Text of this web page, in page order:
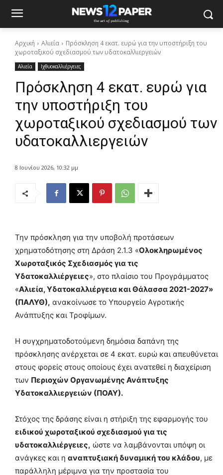
Αρχική Αλιεία
Πρόσκληση 4 εκατ. ευρώ για την υποστήριξη του
χωροταξικού σχεδιασμού των υδατοκαλλιεργειών
Αλιεία Ιχθυοκαλλιέργειες
Πρόσκληση 4 εκατ. ευρώ για
την υποστήριξη του
χωροταξικού σχεδιασμού των
υδατοκαλλιεργειών
8 Ιουνίου 2026, 10:32 μμ
Την πρόσκληση για την υποβολή προτάσεων
χρηματοδότησης στη Δράση 2.1.3 «Ολοκληρωμένος
Χωροταξικός Σχεδιασμός για τις
Υδατοκαλλιέργειες», στο πλαίσιο του Προγράμματος
«Αλιεία, Υδατοκαλλιέργεια και Θάλασσα 2021-2027»
(ΠΑΛΥΘ), ανακοίνωσε το Υπουργείο Αγροτικής
Ανάπτυξης και Τροφίμων.
Η συγχρηματοδοτούμενη δημόσια δαπάνη της
πρόσκλησης ανέρχεται σε 4 εκατ. ευρώ και απευθύνεται
στους φορείς στους οποίους έχει ανατεθεί η διαχείριση
των Περιοχών Οργανωμένης Ανάπτυξης
Υδατοκαλλιεργειών (ΠΟΑΥ).
Στόχος της δράσης είναι η στήριξη της εφαρμογής του
ειδικού χωροταξικού σχεδιασμού για τις
υδατοκαλλιέργειες, ώστε να λαμβάνονται υπόψη οι
ανάγκες και η αναπτυξιακή δυναμική του κλάδου, με
παράλληλη μέριμνα για την προστασία του